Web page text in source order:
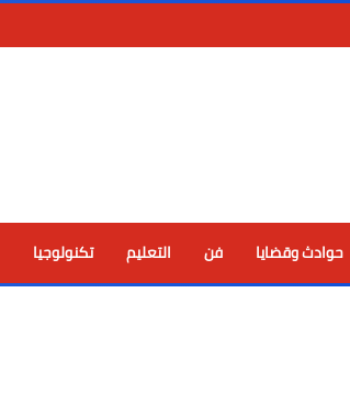
حوادث وقضايا فن التعليم تكنولوجيا